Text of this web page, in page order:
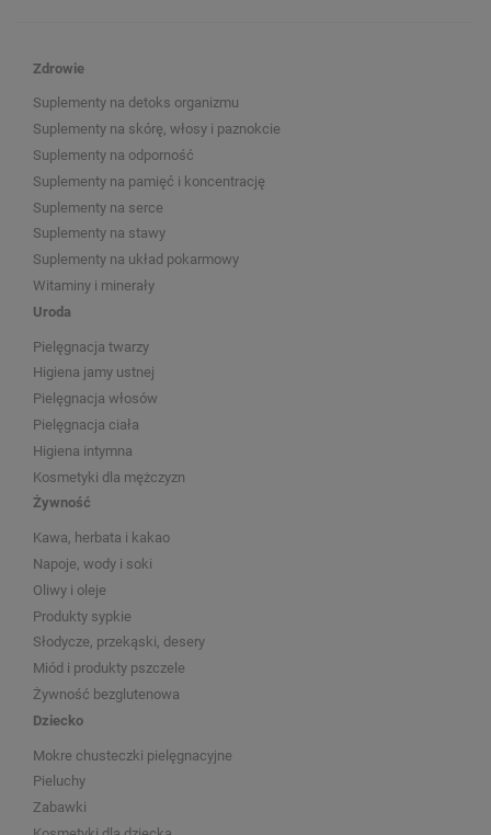
Zdrowie
Suplementy na detoks organizmu
Suplementy na skórę, włosy i paznokcie
Suplementy na odporność
Suplementy na pamięć i koncentrację
Suplementy na serce
Suplementy na stawy
Suplementy na układ pokarmowy
Witaminy i minerały
Uroda
Pielęgnacja twarzy
Higiena jamy ustnej
Pielęgnacja włosów
Pielęgnacja ciała
Higiena intymna
Kosmetyki dla mężczyzn
Żywność
Kawa, herbata i kakao
Napoje, wody i soki
Oliwy i oleje
Produkty sypkie
Słodycze, przekąski, desery
Miód i produkty pszczele
Żywność bezglutenowa
Dziecko
Mokre chusteczki pielęgnacyjne
Pieluchy
Zabawki